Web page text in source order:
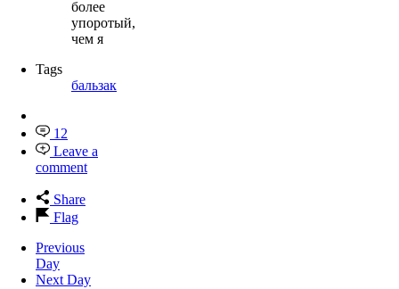
более
упоротый,
чем я
Tags
бальзак
12
Leave a
comment
Share
Flag
Previous
Day
Next Day